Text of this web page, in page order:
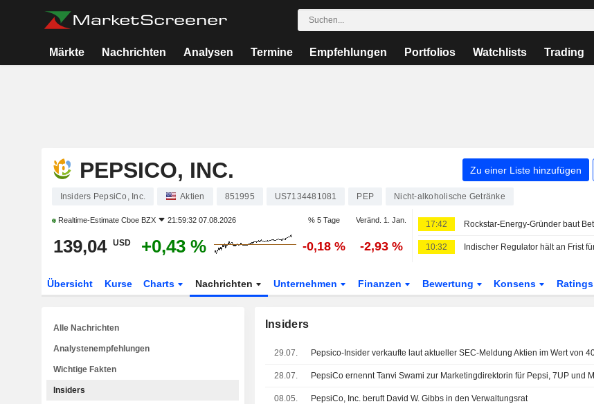
Märkte Nachrichten Analysen Termine Empfehlungen Portfolios Watchlists Trading
PEPSICO, INC. Zu einer Liste hinzufügen
Insiders PepsiCo, Inc. Aktien 851995 US7134481081 PEP Nicht-alkoholische Getränke
Realtime-Estimate Cboe BZX 21:59:32 07.08.2026 % 5 Tage Veränd. 1. Jan.
139,04 USD +0,43 % -0,18 % -2,93 %
17:42
10:32
Übersicht Kurse Charts Nachrichten Unternehmen Finanzen Bewertung Konsens Ratings
Insiders
29.07.
28.07.
08.05. PepsiCo, Inc. beruft David W. Gibbs in den Verwaltungsrat
Alle Nachrichten
Analystenempfehlungen
Wichtige Fakten
Insiders